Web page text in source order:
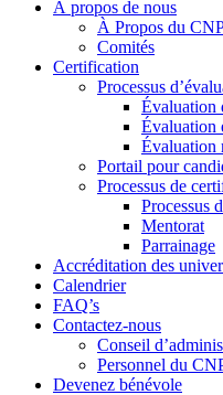
À propos de nous
À Propos du
Comités
Certification
Processus
Évaluation
Évaluation
Évaluation
Portail pour
Processus de
Processus
Mentorat
Parrainage
Accréditation des
Calendrier
FAQ’s
Contactez-nous
Conseil
Personnel du
Devenez bénévole